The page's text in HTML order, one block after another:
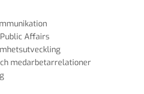
Affairs
medarbetarrelationer